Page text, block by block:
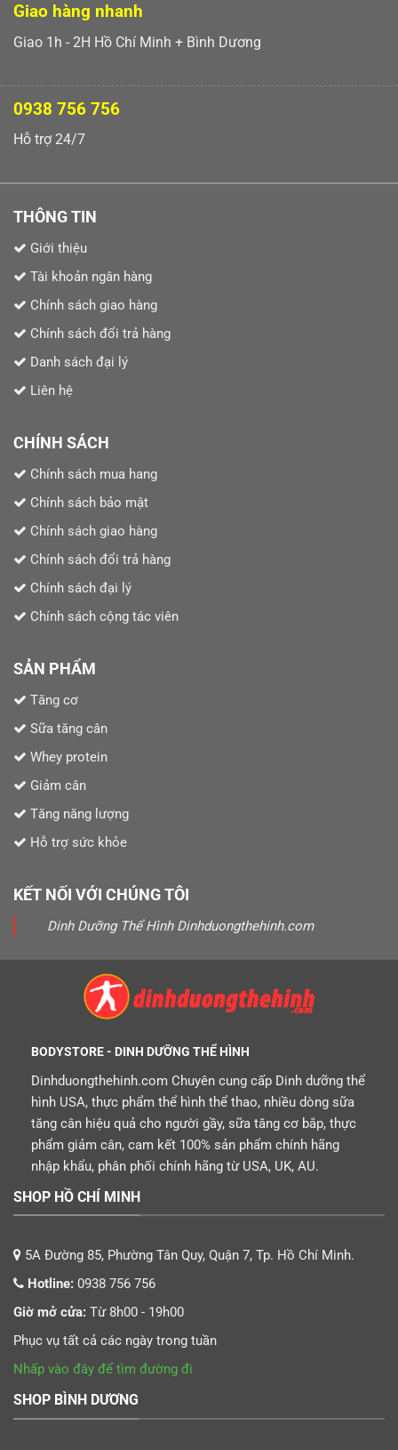
Giao hàng nhanh
Giao 1h - 2H Hồ Chí Minh + Bình Dương
0938 756 756
Hỗ trợ 24/7
THÔNG TIN
Giới thiệu
Tài khoản ngân hàng
Chính sách giao hàng
Chính sách đổi trả hàng
Danh sách đại lý
Liên hệ
CHÍNH SÁCH
Chính sách mua hang
Chính sách bảo mật
Chính sách giao hàng
Chính sách đổi trả hàng
Chính sách đại lý
Chính sách cộng tác viên
SẢN PHẨM
Tăng cơ
Sữa tăng cân
Whey protein
Giảm cân
Tăng năng lượng
Hỗ trợ sức khỏe
KẾT NỐI VỚI CHÚNG TÔI
Dinh Dưỡng Thể Hình Dinhduongthehinh.com
BODYSTORE - DINH DƯỠNG THỂ HÌNH
Dinhduongthehinh.com Chuyên cung cấp Dinh dưỡng thể
hình USA, thực phẩm thể hình thể thao, nhiều dòng sữa
tăng cân hiệu quả cho người gầy, sữa tăng cơ bắp, thực
phẩm giảm cân, cam kết 100% sản phẩm chính hãng
nhập khẩu, phân phối chính hãng từ USA, UK, AU.
SHOP HỒ CHÍ MINH
5A Đường 85, Phường Tân Quy, Quận 7, Tp. Hồ Chí Minh.
Hotline: 0938 756 756
Giờ mở cửa: Từ 8h00 - 19h00
Phục vụ tất cả các ngày trong tuần
Nhấp vào đây để tìm đường đi
SHOP BÌNH DƯƠNG